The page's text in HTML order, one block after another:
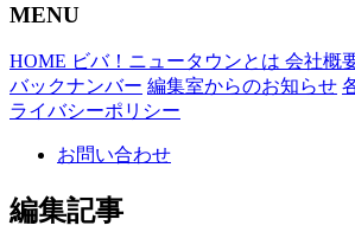
MENU
HOME ビバ！ニュータウンとは 会社概
バックナンバー 編集室からのお知らせ
ライバシーポリシー
お問い合わせ
編集記事